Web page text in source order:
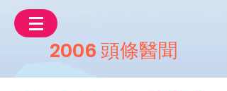
2006 頭條醫聞